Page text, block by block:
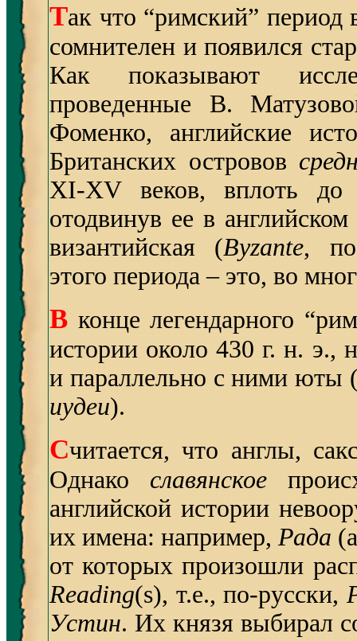
Так что “римский” период
сомнителен и появился
Как показывают
проведенные В.
Фоменко, английские
Британских островов
XI-XV веков, вплоть до
отодвинув ее в
византийская (Byzante,
этого периода – это, во
В конце легендарного
истории около 430 г. н. э.,
и параллельно с ними юты
иудеи).
Считается, что англы,
Однако славянское
английской истории
их имена: например, Рада
от которых произошли
Reading(s), т.е., по-русски,
Устин. Их князя выбирал